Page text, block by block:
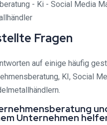
Fragen
auf einige häufig
KI, Social
Unternehmen